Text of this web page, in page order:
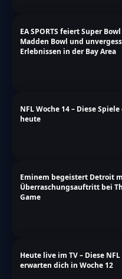
EA SPORTS feiert Super
Madden Bowl und
Erlebnissen in der Bay Area
NFL Woche 14 – Diese
heute
Eminem begeistert Detroit
Überraschungsauftritt bei
Game
Heute live im TV – Diese
erwarten dich in Woche 12